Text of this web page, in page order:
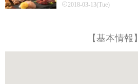
2018-03-13(Tue)
【基本情報】